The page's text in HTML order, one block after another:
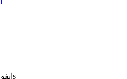
قاب چرم adidas ایفون 6 , 6s